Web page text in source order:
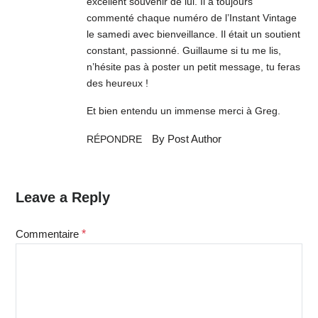
commenté chaque numéro de l’Instant Vintage
le samedi avec bienveillance. Il était un soutient
constant, passionné. Guillaume si tu me lis,
n’hésite pas à poster un petit message, tu feras
des heureux !
Et bien entendu un immense merci à Greg.
RÉPONDRE By Post Author
Leave a Reply
Commentaire *